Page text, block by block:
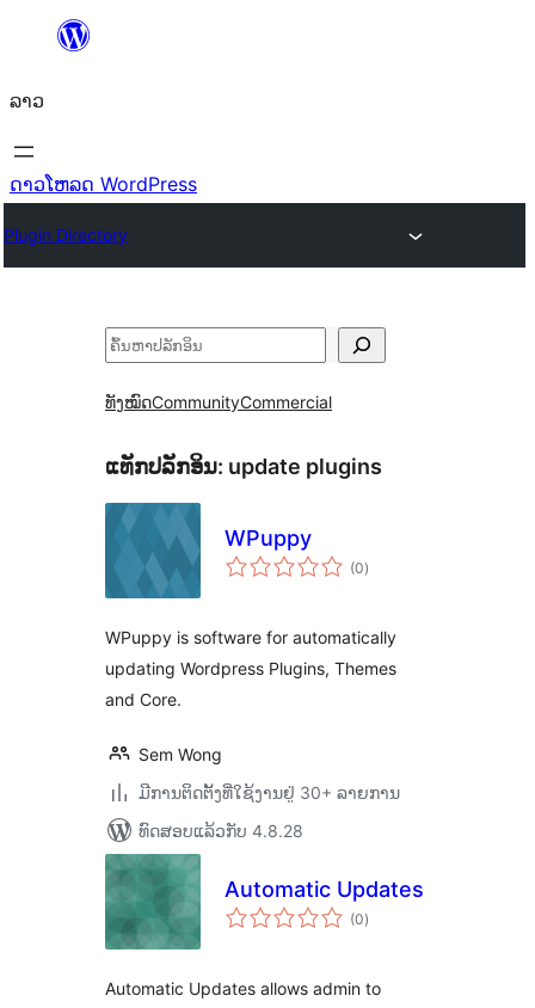
ທີ່
ເນື້ອຫາ
ລາວ
ດາວໂຫລດ WordPress
Plugin Directory
ຄົ້ນຫາ
ທັງໝົດCommunityCommercial
ແທັກປລັກອິນ: update plugins
WPuppy
(0ຄະແນນ
ທັງໝົດ
)
WPuppy is software for automatically
updating Wordpress Plugins, Themes
and Core.
Sem Wong
ມີການຕິດຕັ້ງທີ່ໃຊ້ງານຢູ່ 30+ ລາຍການ
ທົດສອບແລ້ວກັບ 4.8.28
Automatic Updates
(0ຄະແນນ
ທັງໝົດ
)
Automatic Updates allows admin to